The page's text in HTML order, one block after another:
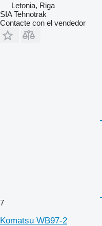
Letonia, Riga
SIA Tehnotrak
Contacte con el vendedor
7
Komatsu WB97-2